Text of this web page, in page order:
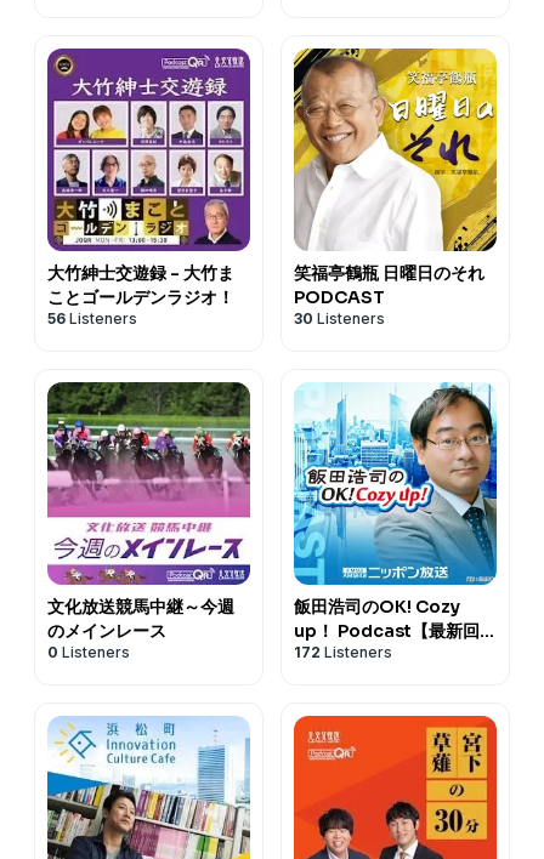
大竹紳士交遊録 - 大竹ま
ことゴールデンラジオ！
56 Listeners
笑福亭鶴瓶 日曜日のそれ
PODCAST
30 Listeners
文化放送競馬中継～今週
のメインレース
0 Listeners
飯田浩司のOK! Cozy
up！ Podcast【最新回の
み】
172 Listeners